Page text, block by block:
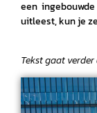
een
uitleest, kun je
Tekst gaat